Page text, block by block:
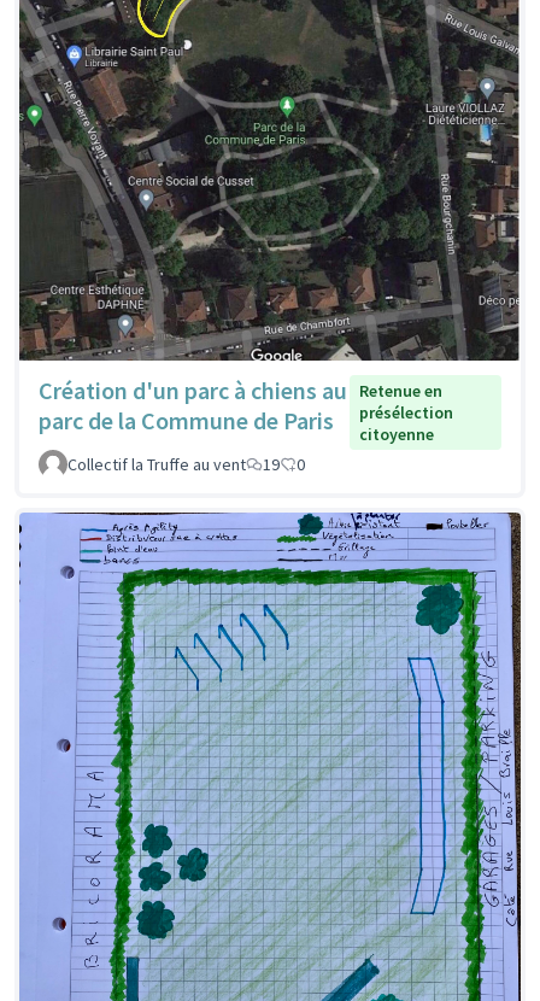
Création d'un parc à chiens au
parc de la Commune de Paris
Retenue en
présélection
citoyenne
Collectif la Truffe au vent
19 0